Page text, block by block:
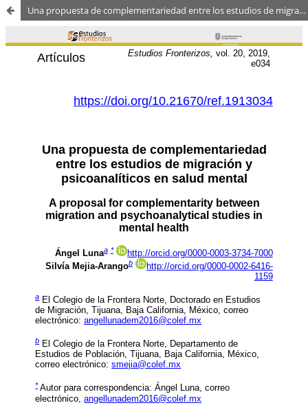
Una propuesta de complementariedad entre los estudios de migración y psicoanalíticos en salud mental